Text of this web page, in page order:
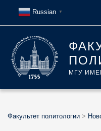
МГУ
Факультет политологии >
Russian ▼